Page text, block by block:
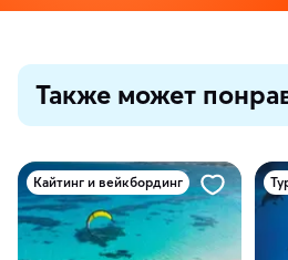
Также может
Кайтинг и вейкбординг